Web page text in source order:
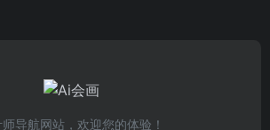
导航网站，欢迎您的体验！